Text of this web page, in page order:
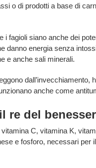
o di prodotti a base di
i fagioli siano anche dei
danno energia senza
e anche sali minerali.
dall’invecchiamento,
anche come
re del
C, vitamina K,
e fosforo, necessari per